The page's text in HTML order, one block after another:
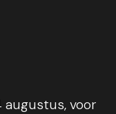
voor